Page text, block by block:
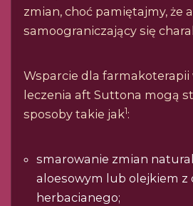
zmian, choć pamiętajmy, że
samoograniczający się
Wsparcie dla
leczenia aft Suttona mogą
sposoby takie jak1:
smarowanie zmian
aloesowym lub olejkiem z
herbacianego;